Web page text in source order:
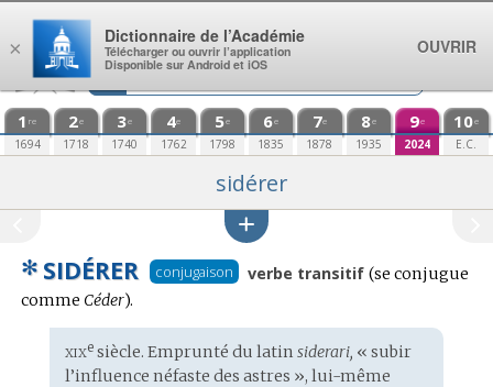
Aller au contenu
1 re
1694
2e
1718
3e
1740
4e
1762
5e
1798
6e
1835
7e
1878
8e
1935
9e
2024
10e
E.C.
sidérer
✻ SIDÉRER conjugaison verbe transitif Conjugaison
(se conjugue
comme Céder).
Étymologie
:
xixesiècle. Emprunté du latin siderari, « subir
l’influence néfaste des astres », lui-même
×
Dictionnaire de l’Académie
Télécharger ou ouvrir l’application
Disponible sur Android et iOS
OUVRIR